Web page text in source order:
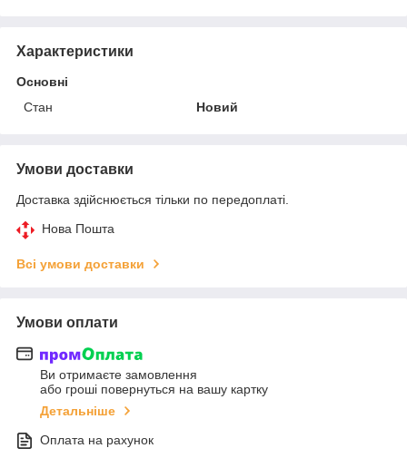
Характеристики
Основні
Стан
Новий
Умови доставки
Доставка здійснюється тільки по передоплаті.
Нова Пошта
Всі умови доставки
Умови оплати
Ви отримаєте замовлення
або гроші повернуться на вашу картку
Детальніше
Оплата на рахунок